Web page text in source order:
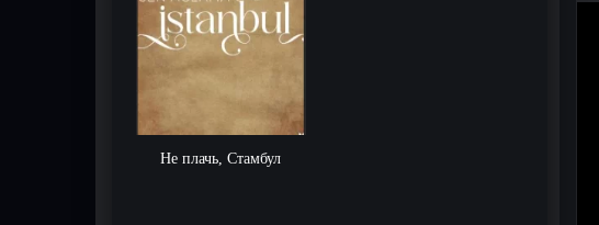
Не плачь, Стамбул